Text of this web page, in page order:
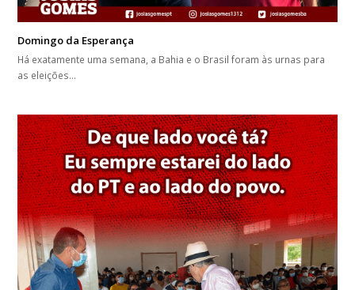
Domingo da Esperança
Há exatamente uma semana, a Bahia e o Brasil foram às urnas para
as eleições…